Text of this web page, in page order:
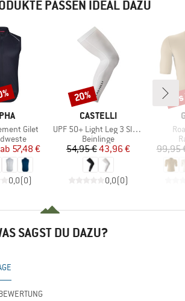
PASSEN IDEAL DAZU
Gilet
Preis
reduzierter Preis
ab 57,48 €
0,0(0)
MARKE
CASTELLI
Artikel
UPF 50+ Light Leg 3 Sleeves
Produktgruppe
Beinlinge
Preis
54,95 €reduzierter Preis
43,96 €
0,0(0)
Rabatt
20%
99,95
SAGST DU DAZU?